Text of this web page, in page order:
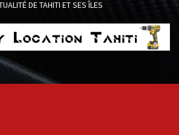
DE TAHITI ET SES ÎLES